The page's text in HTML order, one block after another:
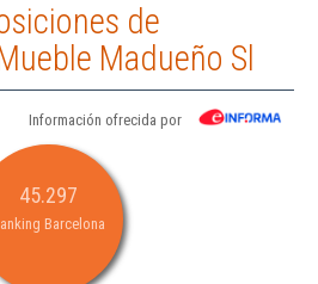
de
Madueño Sl
Información ofrecida por
45.297
Barcelona